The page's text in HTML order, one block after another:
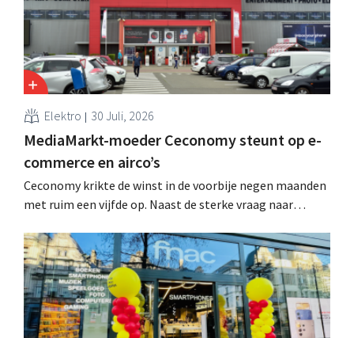
Elektro 30 Juli, 2026
MediaMarkt-moeder Ceconomy steunt op e-
commerce en airco’s
Ceconomy krikte de winst in de voorbije negen maanden
met ruim een vijfde op. Naast de sterke vraag naar
en de marktplaats bij aan de groei.